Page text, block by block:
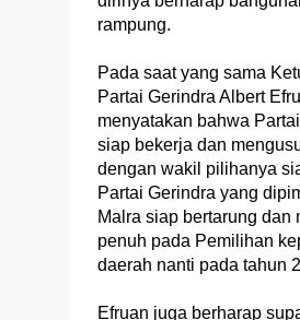
rampung.
Pada saat yang sama
Partai Gerindra Albert
menyatakan bahwa
siap bekerja dan
dengan wakil pilihanya
Partai Gerindra yang
Malra siap bertarung dan
penuh pada Pemilihan
daerah nanti pada tahun
Efruan juga berharap